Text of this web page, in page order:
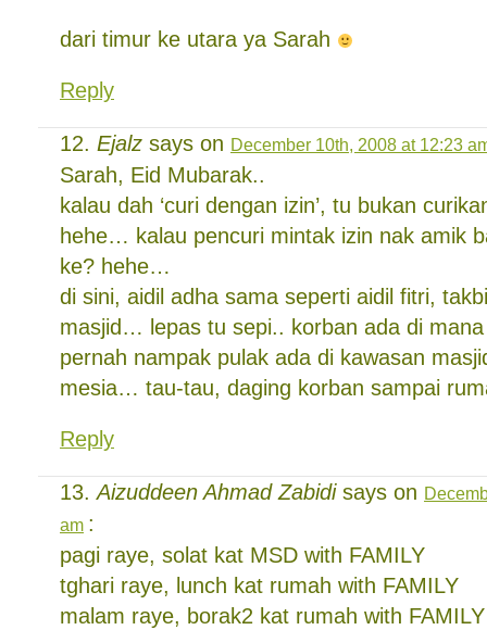
dari timur ke utara ya Sarah
Reply
Ejalz says on December 10th, 2008 at 12:23
Sarah, Eid Mubarak..
kalau dah ‘curi dengan izin’, tu bukan
hehe… kalau pencuri mintak izin nak amik
ke? hehe…
di sini, aidil adha sama seperti aidil fitri,
masjid… lepas tu sepi.. korban ada di
pernah nampak pulak ada di kawasan
mesia… tau-tau, daging korban sampai
Reply
Aizuddeen Ahmad Zabidisays on
am :
pagi raye, solat kat MSD with FAMILY
tghari raye, lunch kat rumah with FAMILY
malam raye, borak2 kat rumah with FAMILY